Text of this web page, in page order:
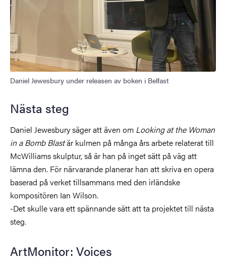
Daniel Jewesbury under releasen av boken i Belfast
Nästa steg
Daniel Jewesbury säger att även om Looking at the Woman
in a Bomb Blastär kulmen på många års arbete relaterat till
McWilliams skulptur, så är han på inget sätt på väg att
lämna den. För närvarande planerar han att skriva en opera
baserad på verket tillsammans med den irländske
kompositören Ian Wilson.
-Det skulle vara ett spännande sätt att ta projektet till nästa
steg.
ArtMonitor: Voices